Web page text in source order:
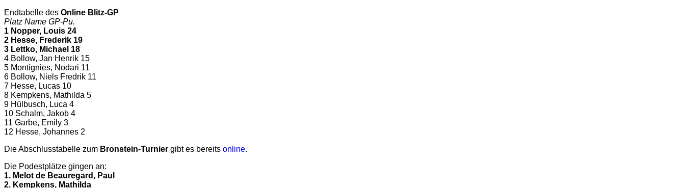
Endtabelle des Online Blitz-GP
Platz Name GP-Pu.
1 Nopper, Louis 24
2 Hesse, Frederik 19
3 Lettko, Michael 18
4 Bollow, Jan Henrik 15
5 Montignies, Nodari 11
6 Bollow, Niels Fredrik 11
7 Hesse, Lucas 10
8 Kempkens, Mathilda 5
9 Hülbusch, Luca 4
10 Schalm, Jakob 4
11 Garbe, Emily 3
12 Hesse, Johannes 2
Die Abschlusstabelle zum Bronstein-Turnier gibt es bereits online.
Die Podestplätze gingen an:
1. Melot de Beauregard, Paul
2. Kempkens, Mathilda